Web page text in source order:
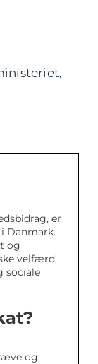
er
Danmark.
og
velfærd,
sociale
og